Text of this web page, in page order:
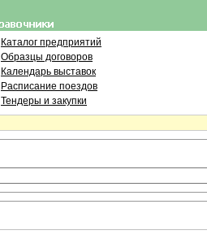
Каталог предприятий
Образцы договоров
Календарь выставок
Расписание поездов
Тендеры и закупки